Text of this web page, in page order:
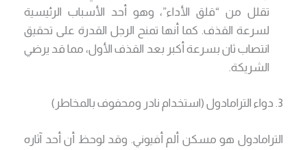
تقلل من “قلق الأداء”، وهو أحد الأسباب الرئيسية
لسرعة القذف. كما أنها تمنح الرجل القدرة على تحقيق
انتصاب ثان بسرعة أكبر بعد القذف الأول، مما قد يرضي
الشريكة.
3. دواء الترامادول (استخدام نادر ومحفوف بالمخاطر)
الترامادول هو مسكن ألم أفيوني. وقد لوحظ أن أحد آثاره